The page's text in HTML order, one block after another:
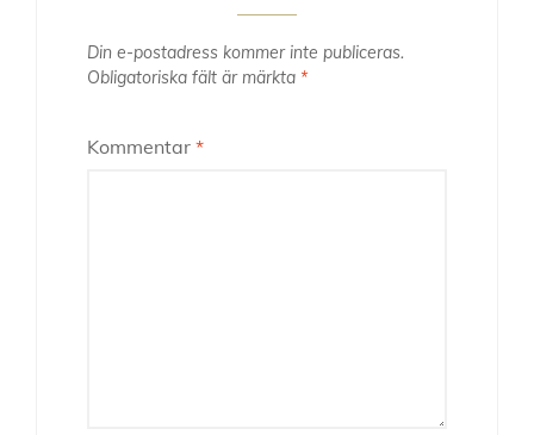
Din e-postadress kommer inte publiceras.
Obligatoriska fält är märkta *
Kommentar *